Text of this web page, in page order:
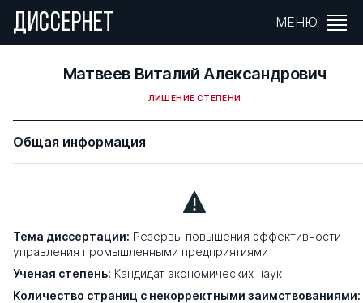
ДИССЕРНЕТ МЕНЮ
Матвеев Виталий Александрович
ЛИШЕНИЕ СТЕПЕНИ
Общая информация
Тема диссертации: Резервы повышения эффективности
управления промышленными предприятиями
Ученая степень: Кандидат экономических наук
Количество страниц с некорректными заимствованиями: